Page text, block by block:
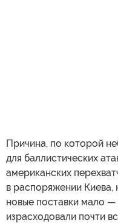
Причина, по которой
для баллистических
американских
в распоряжении
новые поставки мало
израсходовали почти